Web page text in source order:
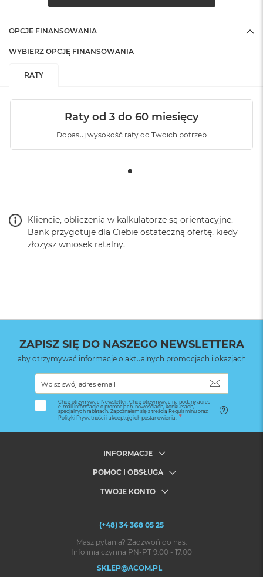
OPCJE FINANSOWANIA
WYBIERZ OPCJĘ FINANSOWANIA
RATY
Raty od 3 do 60 miesięcy
Dopasuj wysokość raty do Twoich potrzeb
Kliencie, obliczenia w kalkulatorze są orientacyjne.
Bank przygotuje dla Ciebie ostateczną ofertę, kiedy
złożysz wniosek ratalny.
ZAPISZ SIĘ DO NASZEGO NEWSLETTERA
aby otrzymywać informacje o aktualnych promocjach i okazjach
Chcę otrzymywać Newsletter. Chcę otrzymywać na podany adres
e-mail informacje o promocjach, nowościach, konkursach,
specjalnych rabatach. Zapoznałem się z treścią Regulaminu oraz
Polityki Prywatności i akceptuję ich postanowienia.
INFORMACJE
POMOC I OBSŁUGA
TWOJE KONTO
(+48) 34 368 05 25
Masz pytania? Zadzwoń do nas.
Infolinia czynna PN-PT 9.00 - 17.00
SKLEP@ACOM.PL